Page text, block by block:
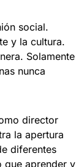
social.
y la cultura.
Solamente
nunca
director
la apertura
diferentes
que aprender y